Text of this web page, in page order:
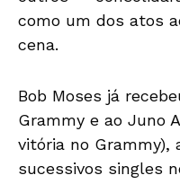
como um dos atos
cena.
Bob Moses já
Grammy e ao Juno
vitória no Grammy),
sucessivos singles